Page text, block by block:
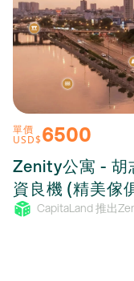
單價
USD$6500
Zenity公寓 - 胡
資良機 (精美傢
CapitaLand 推出